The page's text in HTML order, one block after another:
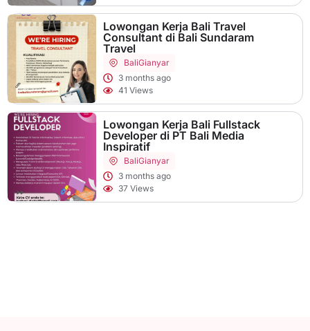
Lowongan Kerja Bali Travel
Consultant di Bali Sundaram
Travel
BaliGianyar
3 months ago
41 Views
Lowongan Kerja Bali Fullstack
Developer di PT Bali Media
Inspiratif
BaliGianyar
3 months ago
37 Views